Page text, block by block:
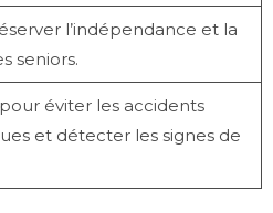
l’indépendance et la
seniors.
pour éviter les accidents
et détecter les signes de